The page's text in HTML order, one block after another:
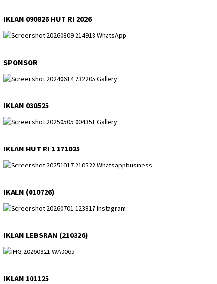
IKLAN 090826 HUT RI 2026
SPONSOR
IKLAN 030525
IKLAN HUT RI 1 171025
IKALN (010726)
IKLAN LEBSRAN (210326)
IKLAN 101125